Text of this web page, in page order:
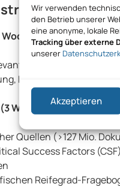
Wir verwenden
den Betrieb unserer
eine anonyme, lokale
Tracking über externe
unserer
Akzeptieren
Capabilities
KI-gestütztem Deep
Wochen)
Quellen (>127 Mio.
Success Factors
Reifegrad-